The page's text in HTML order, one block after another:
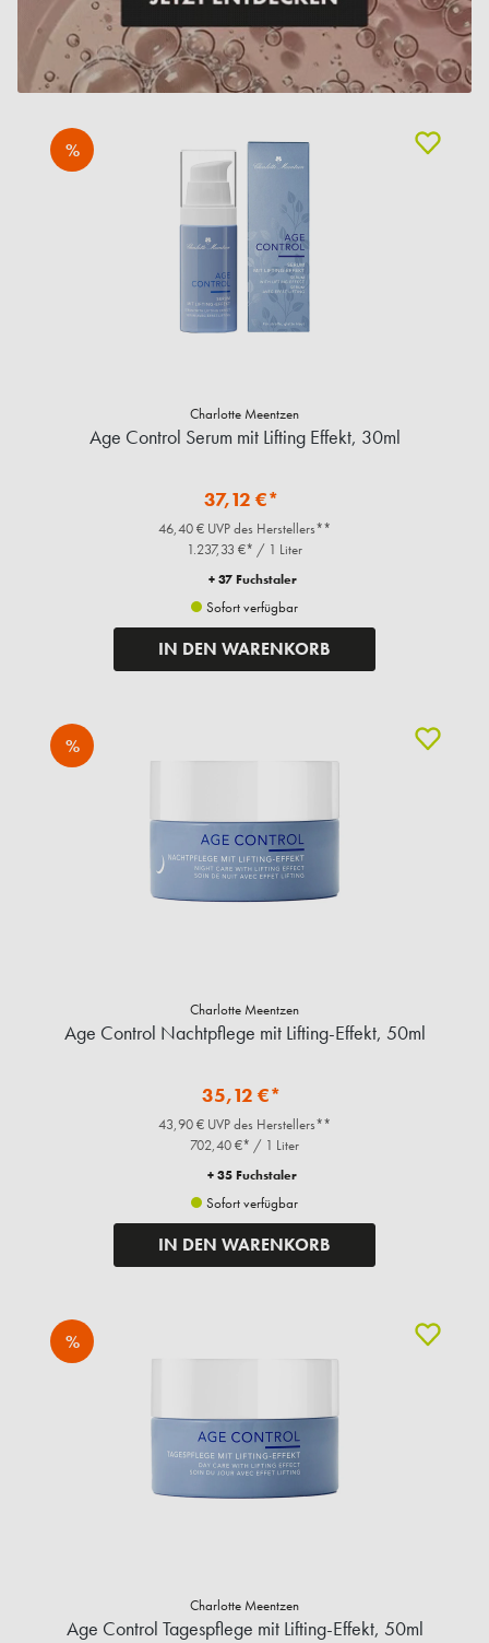
%
Charlotte Meentzen
Age Control Serum mit Lifting Effekt, 30ml
37,12 €*
46,40 € UVP des Herstellers**
1.237,33 €* / 1 Liter
+ 37 Fuchstaler
Sofort verfügbar
IN DEN WARENKORB
%
Charlotte Meentzen
Age Control Nachtpflege mit Lifting-Effekt, 50ml
35,12 €*
43,90 € UVP des Herstellers**
702,40 €* / 1 Liter
+ 35 Fuchstaler
Sofort verfügbar
IN DEN WARENKORB
%
Charlotte Meentzen
Age Control Tagespflege mit Lifting-Effekt, 50ml